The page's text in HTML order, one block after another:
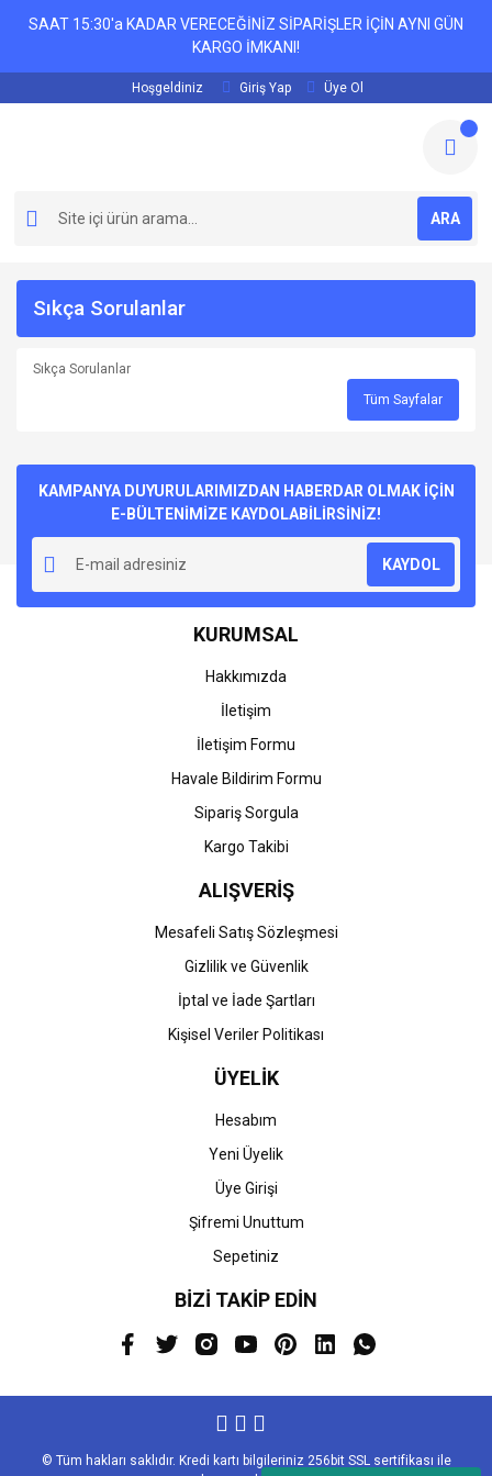
SAAT 15:30'a KADAR VERECEĞİNİZ SİPARİŞLER İÇİN AYNI GÜN
KARGO İMKANI!
Hoşgeldiniz Giriş Yap Üye Ol
ARA
Sıkça Sorulanlar
Sıkça Sorulanlar
Tüm Sayfalar
KAMPANYA DUYURULARIMIZDAN HABERDAR OLMAK İÇİN
E-BÜLTENİMİZE KAYDOLABİLİRSİNİZ!
KAYDOL
KURUMSAL
Hakkımızda
İletişim
İletişim Formu
Havale Bildirim Formu
Sipariş Sorgula
Kargo Takibi
ALIŞVERİŞ
Mesafeli Satış Sözleşmesi
Gizlilik ve Güvenlik
İptal ve İade Şartları
Kişisel Veriler Politikası
ÜYELİK
Hesabım
Yeni Üyelik
Üye Girişi
Şifremi Unuttum
Sepetiniz
BİZİ TAKİP EDİN
© Tüm hakları saklıdır. Kredi kartı bilgileriniz 256bit SSL sertifikası ile